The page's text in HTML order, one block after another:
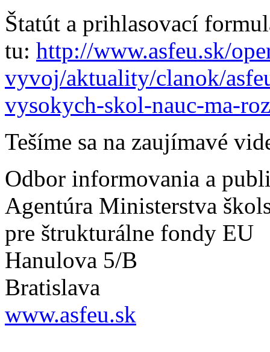
Štatút a prihlasovací
tu: http://www.asfeu.sk/
vyvoj/aktuality/clanok/
vysokych-skol-nauc-ma-
Tešíme sa na zaujímavé
Odbor informovania a
Agentúra Ministerstva
pre štrukturálne fondy EU
Hanulova 5/B
Bratislava
www.asfeu.sk